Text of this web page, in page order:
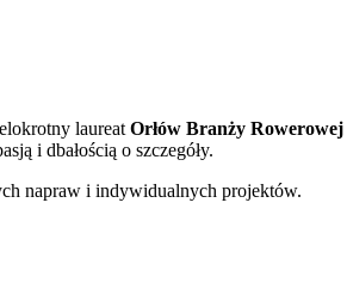
laureat Orłów Branży Rowerowej
i dbałością o szczegóły.
napraw i indywidualnych projektów.